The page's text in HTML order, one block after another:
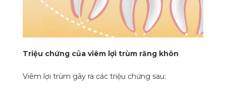
Triệu chứng của viêm lợi trùm răng khôn
Viêm lợi trùm gây ra các triệu chứng sau: